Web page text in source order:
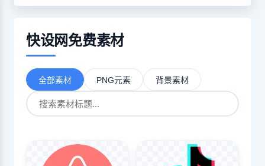
快设网免费素材
全部素材 PNG元素 背景素材